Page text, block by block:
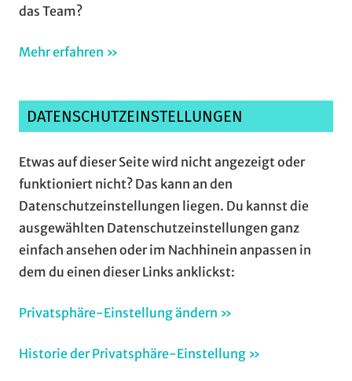
das Team?
Mehr erfahren »
DATENSCHUTZEINSTELLUNGEN
Etwas auf dieser Seite wird nicht angezeigt oder
funktioniert nicht? Das kann an den
Datenschutzeinstellungen liegen. Du kannst die
ausgewählten Datenschutzeinstellungen ganz
einfach ansehen oder im Nachhinein anpassen in
dem du einen dieser Links anklickst:
Privatsphäre-Einstellung ändern »
Historie der Privatsphäre-Einstellung »